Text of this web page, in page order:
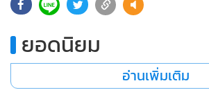
ยอดนิยม
อ่านเพิ่มเติม